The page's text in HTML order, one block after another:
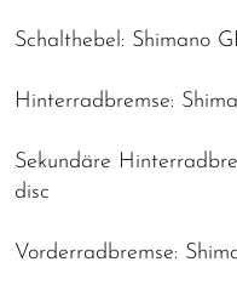
Schalthebel: Shimano
Hinterradbremse:
Sekundäre
disc
Vorderradbremse: